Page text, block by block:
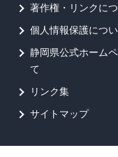
著作権・リンクに
個人情報保護につ
静岡県公式ホーム
て
リンク集
サイトマップ